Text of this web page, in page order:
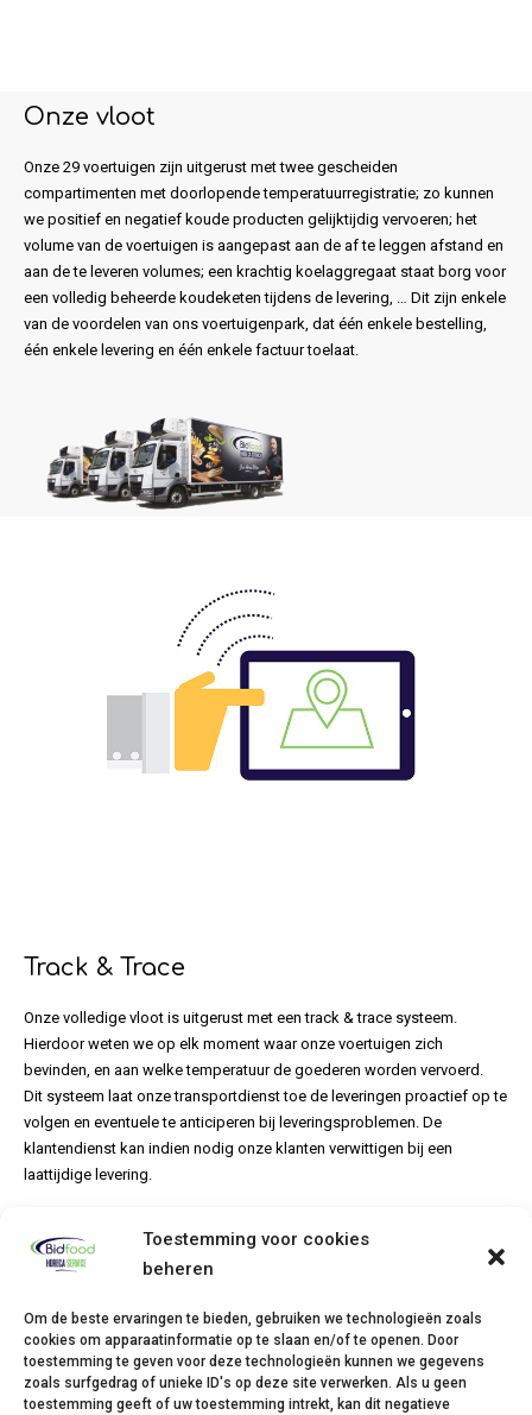
Toestemming voor cookies
beheren
Om de beste ervaringen te bieden, gebruiken we technologieën zoals
cookies om apparaatinformatie op te slaan en/of te openen. Door
toestemming te geven voor deze technologieën kunnen we gegevens
zoals surfgedrag of unieke ID's op deze site verwerken. Als u geen
toestemming geeft of uw toestemming intrekt, kan dit negatieve
Onze vloot
Onze 29 voertuigen zijn uitgerust met twee gescheiden
compartimenten met doorlopende temperatuurregistratie; zo kunnen
we positief en negatief koude producten gelijktijdig vervoeren; het
volume van de voertuigen is aangepast aan de af te leggen afstand en
aan de te leveren volumes; een krachtig koelaggregaat staat borg voor
een volledig beheerde koudeketen tijdens de levering, … Dit zijn enkele
van de voordelen van ons voertuigenpark, dat één enkele bestelling,
één enkele levering en één enkele factuur toelaat.
Track & Trace
Onze volledige vloot is uitgerust met een track & trace systeem.
Hierdoor weten we op elk moment waar onze voertuigen zich
bevinden, en aan welke temperatuur de goederen worden vervoerd.
Dit systeem laat onze transportdienst toe de leveringen proactief op te
volgen en eventuele te anticiperen bij leveringsproblemen. De
klantendienst kan indien nodig onze klanten verwittigen bij een
laattijdige levering.